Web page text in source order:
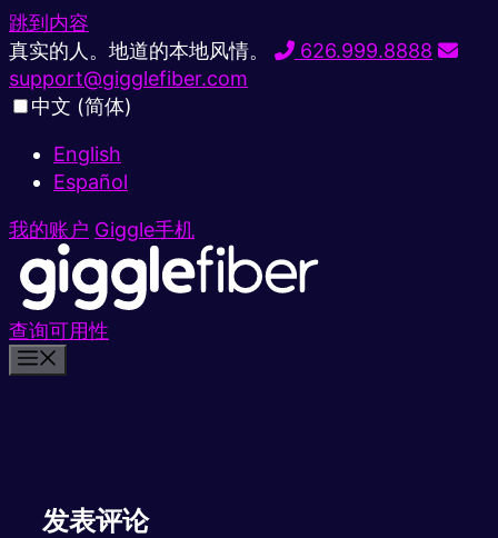
跳到内容
真实的人。地道的本地风情。
626.999.8888
support@gigglefiber.com
中文 (简体)
English
Español
我的账户 Giggle手机
查询可用性
发表评论